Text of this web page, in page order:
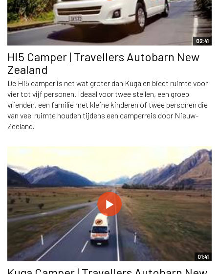
02:41
Hi5 Camper | Travellers Autobarn New
Zealand
De Hi5 camper is net wat groter dan Kuga en biedt ruimte voor
vier tot vijf personen. Ideaal voor twee stellen, een groep
vrienden, een familie met kleine kinderen of twee personen die
van veel ruimte houden tijdens een camperreis door Nieuw-
Zeeland.
01:41